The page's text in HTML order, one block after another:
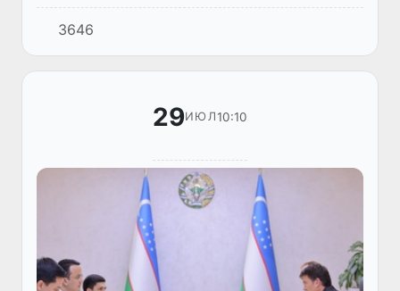
июнь ойлари давомида 9,5 минг нафар чет
эл фуқароси ўқиш мақсадида Ўзбекистонга
ташриф буюрган.
3646
29ИЮЛ10:10